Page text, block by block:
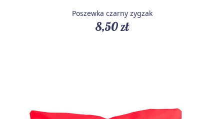
Poszewka czarny zygzak
8,50 zł